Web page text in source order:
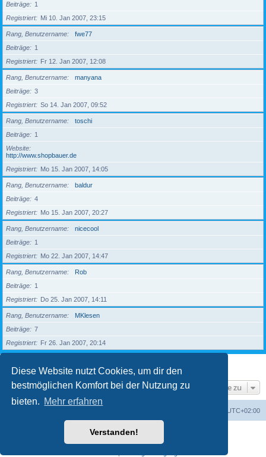
Diese Website nutzt Cookies, um dir den
bestmöglichen Komfort bei der Nutzung zu
bieten. Mehr erfahren
Verstanden!
Beiträge
1
Registriert
Mi 10. Jan 2007, 23:15
Rang, Benutzername
fwe77
Beiträge
1
Registriert
Fr 12. Jan 2007, 12:08
Rang, Benutzername
manyana
Beiträge
3
Registriert
So 14. Jan 2007, 09:52
Rang, Benutzername
toschi
Beiträge
1
Website
http://www.shopbauer.de
Registriert
Mo 15. Jan 2007, 14:05
Rang, Benutzername
baldur
Beiträge
4
Registriert
Mo 15. Jan 2007, 20:27
Rang, Benutzername
nicecool
Beiträge
1
Registriert
Mo 22. Jan 2007, 14:47
Rang, Benutzername
Rob
Beiträge
1
Registriert
Do 25. Jan 2007, 14:11
Rang, Benutzername
MKlesen
Beiträge
7
Registriert
Fr 26. Jan 2007, 20:14
203 Mitglieder 1 2 3 4 5
Gehe zu
UTC+02:00
Powered byphpBB® Forum Software © phpBB Limited
phpBB.de